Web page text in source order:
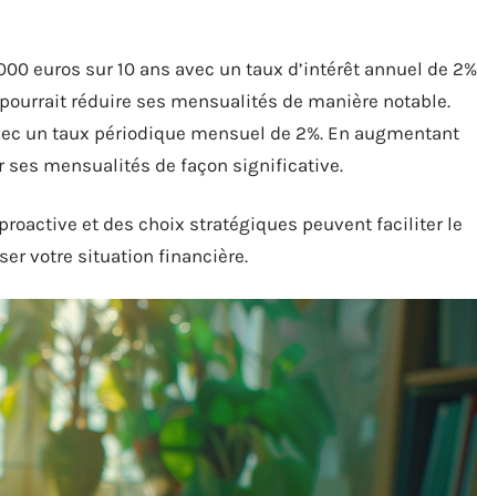
euros sur 10 ans avec un taux d’intérêt annuel de
réduire ses mensualités de manière notable.
un taux périodique mensuel de 2%. En augmentant
mensualités de façon significative.
et des choix stratégiques peuvent faciliter le
votre situation financière.